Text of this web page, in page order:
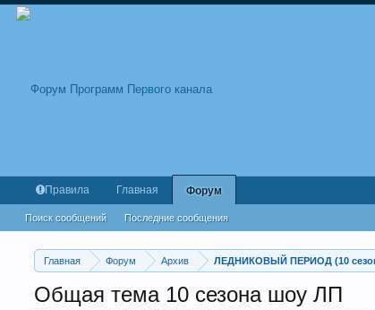
Главная Форум Архив ЛЕДНИКОВЫЙ ПЕРИОД (10
Общая тема 10 сезона шоу ЛП
Правила Главная Форум
Поиск сообщений Последние сообщения